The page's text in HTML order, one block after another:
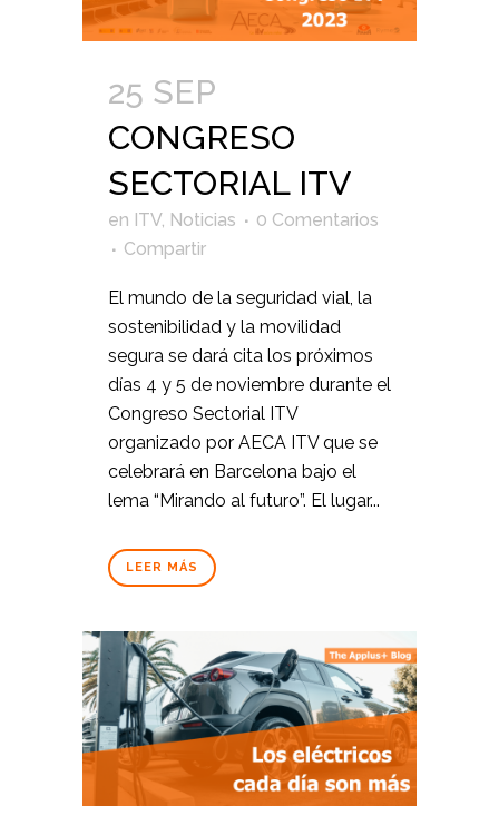
25 SEP
CONGRESO
SECTORIAL ITV
en ITV, Noticias
0 Comentarios
Compartir
El mundo de la seguridad vial, la
sostenibilidad y la movilidad
segura se dará cita los próximos
días 4 y 5 de noviembre durante el
Congreso Sectorial ITV
organizado por AECA ITV que se
celebrará en Barcelona bajo el
lema “Mirando al futuro”. El lugar...
LEER MÁS